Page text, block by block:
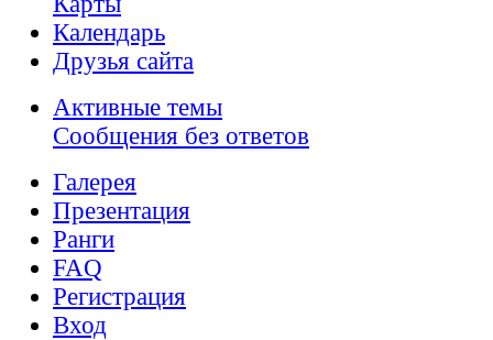
Календарь
Друзья сайта
Активные темы
Сообщения без ответов
Галерея
Презентация
Ранги
FAQ
Регистрация
Вход